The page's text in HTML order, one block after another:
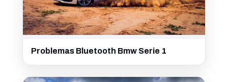
Problemas Bluetooth Bmw Serie 1